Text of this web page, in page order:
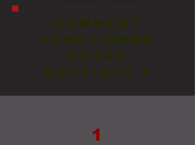
Comment
fonctionne
notre
boutique ?
1